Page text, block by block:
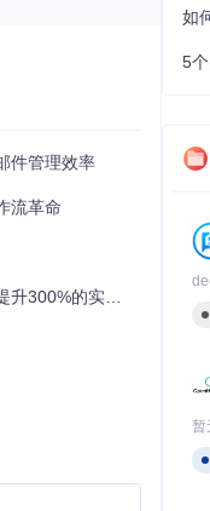
通过几行命令完
件管理效率
流革命
的实战指南
暂